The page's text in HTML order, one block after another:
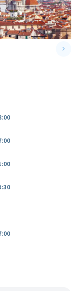
keyboard_arrow_right